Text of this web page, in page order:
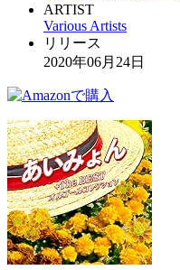
ARTIST
Various Artists
リリース
2020年06月24日